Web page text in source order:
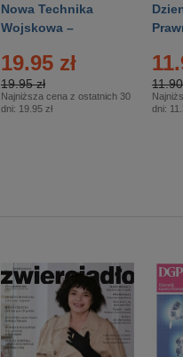
Nowa Technika
Wojskowa –
19.95 zł
19.95 zł
Najniższa cena z ostatnich 30
dni: 19.95 zł
11.90
dni: